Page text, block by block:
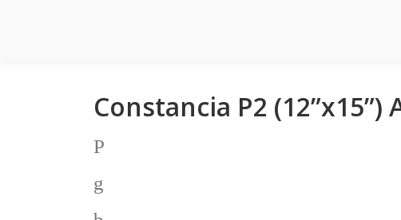
Constancia P2 (12”x15”)